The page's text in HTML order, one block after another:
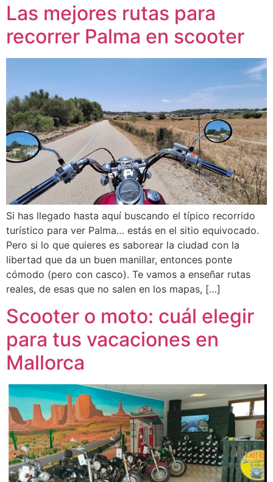
Las mejores rutas para
recorrer Palma en scooter
Si has llegado hasta aquí buscando el típico recorrido
turístico para ver Palma… estás en el sitio equivocado.
Pero si lo que quieres es saborear la ciudad con la
libertad que da un buen manillar, entonces ponte
cómodo (pero con casco). Te vamos a enseñar rutas
reales, de esas que no salen en los mapas, […]
Scooter o moto: cuál elegir
para tus vacaciones en
Mallorca